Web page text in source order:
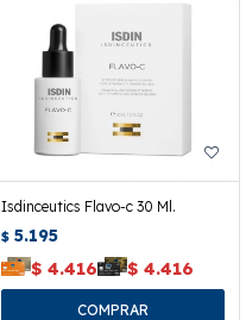
Isdinceutics Flavo-c 30 Ml.
$ 5.195
$ 4.416 $ 4.416